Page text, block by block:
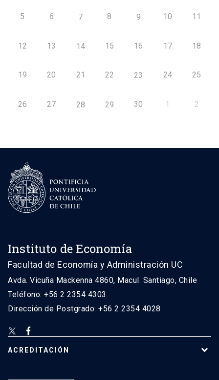
5 6 7 8 9 10 11
12 13 14 15 16 17 18
19 20 21 22 23 24 25
26 27 28 29 30 1 2
Instituto de Economía
Facultad de Economía y Administración UC
Avda. Vicuña Mackenna 4860, Macul. Santiago, Chile
Teléfono: +56 2 2354 4303
Dirección de Postgrado: +56 2 2354 4028
ACREDITACIÓN